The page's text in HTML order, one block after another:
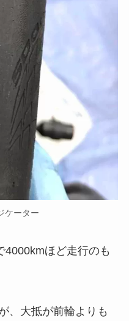
ケーター
ほど走行のも
、大抵が前輪よりも